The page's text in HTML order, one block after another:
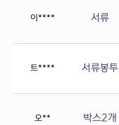
이**** 서류
트**** 서류봉투
오** 박스2개